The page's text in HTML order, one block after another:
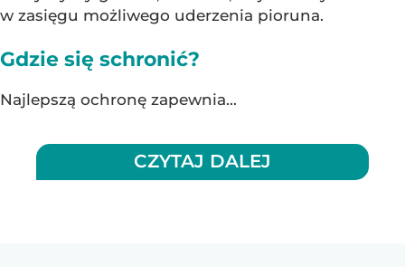
w zasięgu możliwego uderzenia pioruna.
Gdzie się schronić?
Najlepszą ochronę zapewnia...
CZYTAJ DALEJ